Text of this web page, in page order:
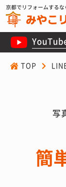
京都でリフォームする
TOP
写
簡